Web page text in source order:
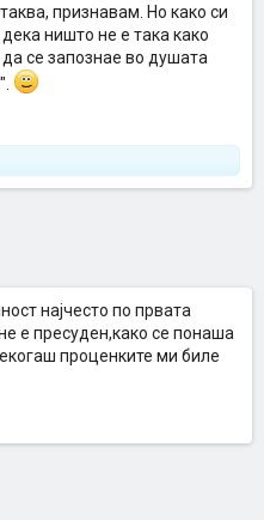
признавам. Но како си
ништо не е така како
се запознае во душата
најчесто по првата
е пресуден,како се понаша
проценките ми биле